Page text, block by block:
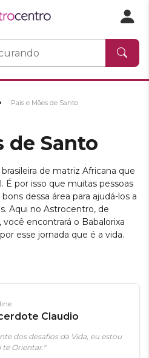
Pais e Mães de Santo
de Santo
de matriz Africana que
É por isso que muitas pessoas
dessa área para ajudá-los a
Aqui no Astrocentro, de
encontrará o Babalorixa
esse jornada que é a vida.
Claudio
dos desafios da Vida, eu estou
te Orientar."